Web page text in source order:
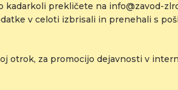
prekličete na info@zavod-
v celoti izbrisali in prenehali s
otrok, za promocijo dejavnosti v